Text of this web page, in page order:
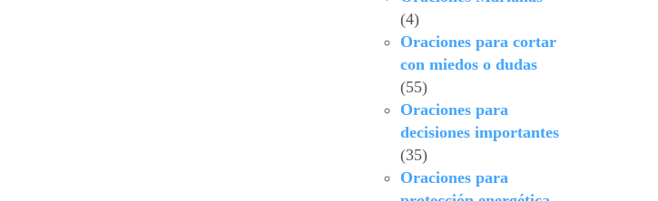
(4)
Oraciones para cortar
con miedos o dudas
(55)
Oraciones para
decisiones importantes
(35)
Oraciones para